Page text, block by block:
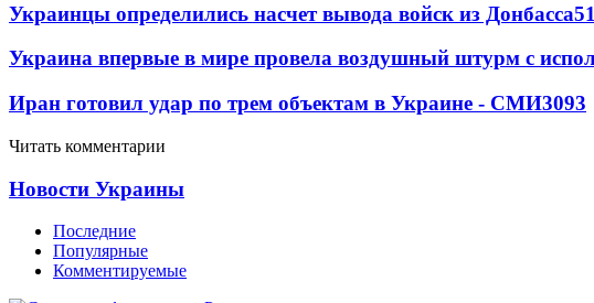
Украинцы определились насчет вывода войск из Донбасса
Украина впервые в мире провела воздушный штурм с
Иран готовил удар по трем объектам в Украине - СМИ3093
Читать комментарии
Новости Украины
Последние
Популярные
Комментируемые